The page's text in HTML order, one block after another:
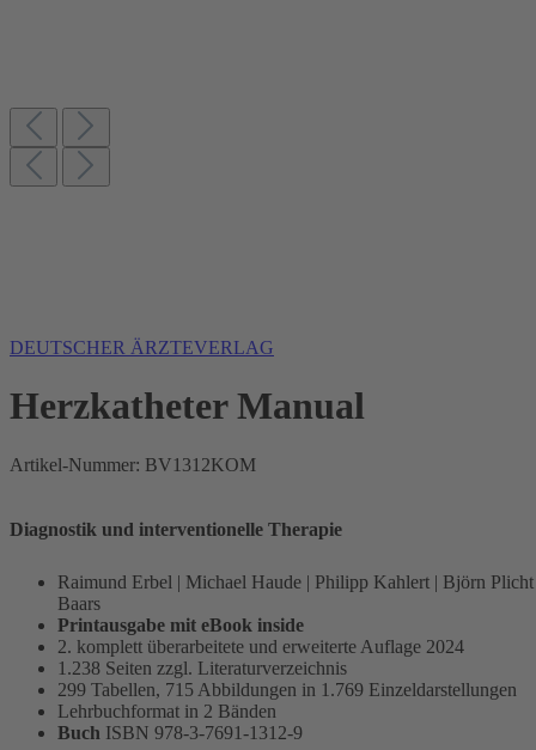
DEUTSCHER ÄRZTEVERLAG
Herzkatheter Manual
Artikel-Nummer: BV1312KOM
Diagnostik und interventionelle Therapie
Raimund Erbel | Michael Haude | Philipp Kahlert | Björn Plicht
Baars
Printausgabe mit eBook inside
2. komplett überarbeitete und erweiterte Auflage 2024
1.238 Seiten zzgl. Literaturverzeichnis
299 Tabellen, 715 Abbildungen in 1.769 Einzeldarstellungen
Lehrbuchformat in 2 Bänden
Buch ISBN 978-3-7691-1312-9